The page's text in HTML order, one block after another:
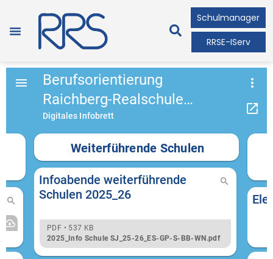
Schulmanager
RRSE-IServ